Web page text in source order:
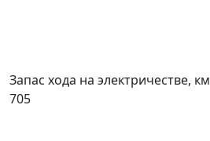
Запас хода на электричестве, км
705